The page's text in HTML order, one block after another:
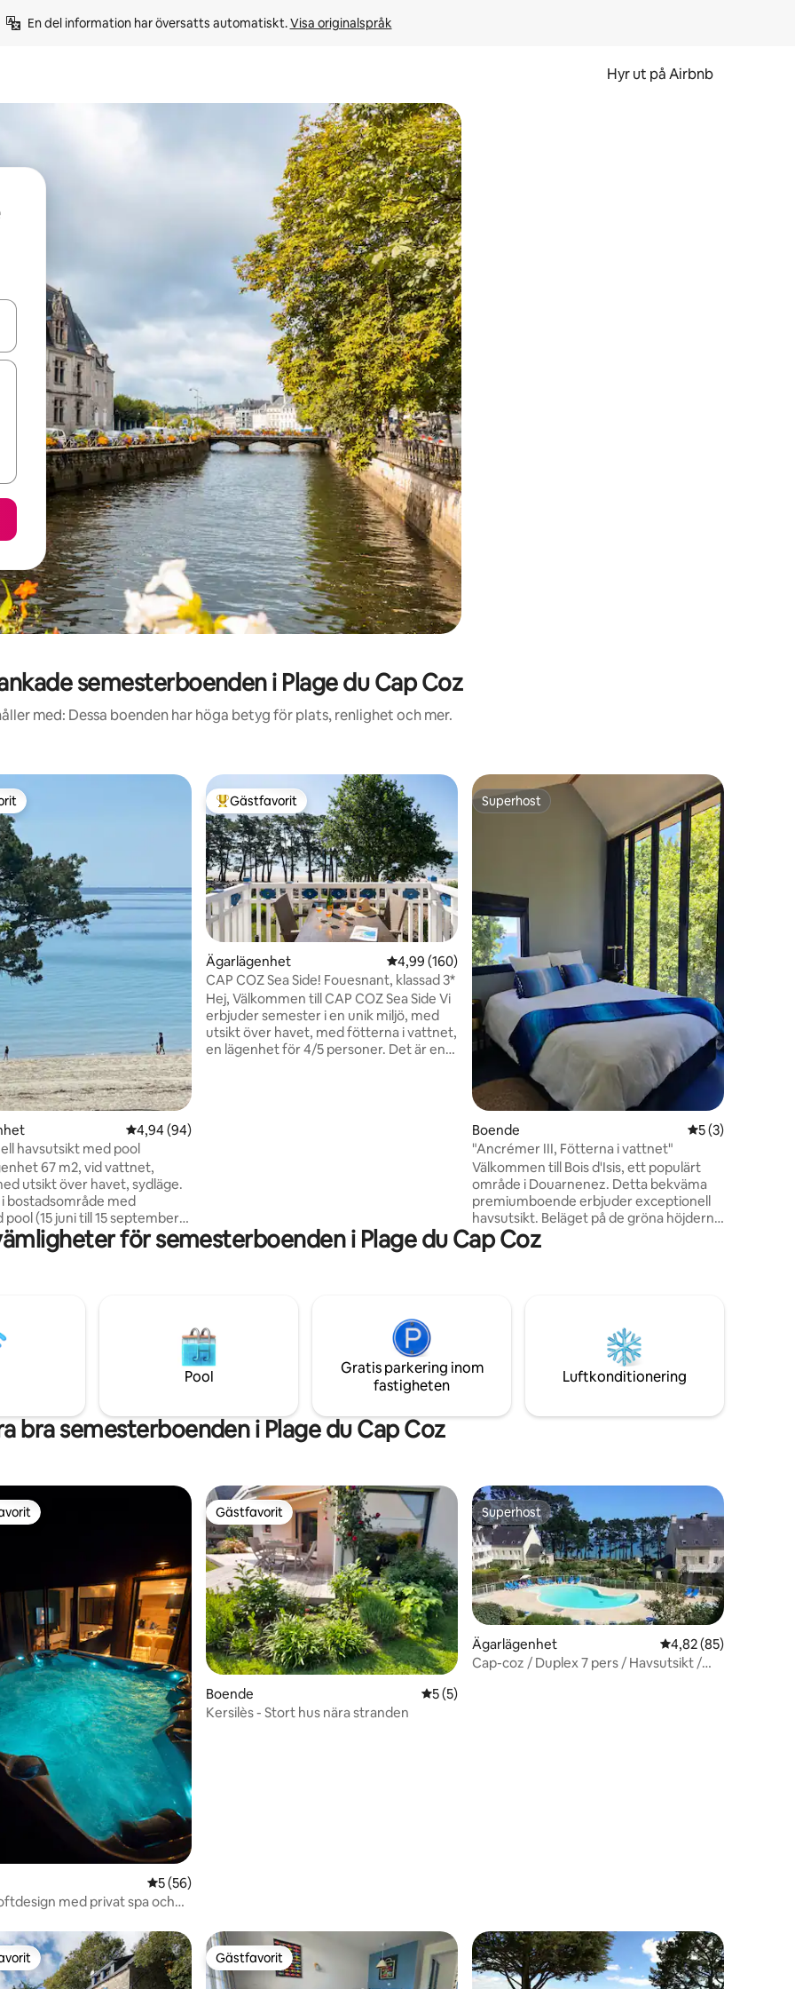
En del information har översatts automatiskt. Visa originalspråk
Hyr ut på Airbnb
och nedåtpilarna eller utforska genom att trycka eller svepa.
semesterboenden i Plage du Cap Coz
med: Dessa boenden har höga betyg för plats, renlighet och mer.
betyg, 94 omdömen
4,94 av 5 i genomsnittligt betyg, 94 omdömen
4,94 (94)
havsutsikt med pool
67 m2, vid vattnet,
utsikt över havet, sydläge.
bostadsområde med
(15 juni till 15 september),
bordtennisbord.
på bottenvåningen
toalett. På övervåningen finns
dubbelsäng (180x200), TV,
badkar och toalett.
Populär gästfavorit
Gästfavorit
Ägarlägenhet 4,99 av 5 i genomsnittligt betyg, 160 omdömen
4,99 (160)
CAP COZ Sea Side! Fouesnant, klassad 3*
Hej, Välkommen till CAP COZ Sea Side Vi
erbjuder semester i en unik miljö, med
utsikt över havet, med fötterna i vattnet,
en lägenhet för 4/5 personer. Det är en
Superhost
Superhost
Boende 5 av 5 i
5 (3)
"Ancrémer III, Fötterna i vattnet"
Välkommen till Bois d'Isis, ett populärt
område i Douarnenez. Detta bekväma
premiumboende erbjuder exceptionell
havsutsikt. Beläget på de gröna höjderna
i Tréboul, ligger det nära GR34 och 700
meter från stranden Sables Blancs,
Trevlig semester i denna legendariska
stad! Cité du Kouign-Amann.
för semesterboenden i Plage du Cap Coz
Pool
Gratis parkering inom
fastigheten
Luftkonditionering
bra semesterboenden i Plage du Cap Coz
betyg, 5 omdömen
5 av 5 i genomsnittligt betyg, 56 omdömen
5 (56)
med privat spa och
Gästfavorit
Gästfavorit
Boende 5 av 5 i genomsnittligt betyg, 5 omdömen
5 (5)
Kersilès - Stort hus nära stranden
Superhost
Superhost
Ägarlägenhet 4,82 av 5 i
4,82 (85)
Cap-coz / Duplex 7 pers / Havsutsikt /
Gästfavorit
Gästfavorit